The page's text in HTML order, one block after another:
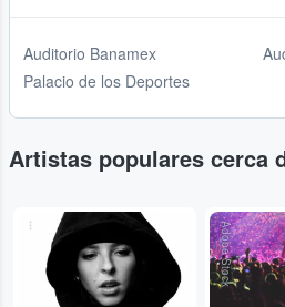
Auditorio Banamex
Palacio de los Deportes
Artistas populares cerca
... Adobe Stock